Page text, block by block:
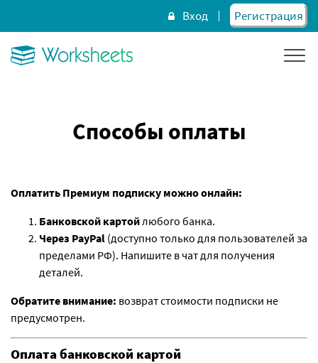
Вход Регистрация
Способы оплаты
Оплатить Премиум подписку можно онлайн:
Банковской картойлюбого банка.
Через PayPal (доступно только для пользователей за
пределами РФ). Напишите в чат для получения
деталей.
Обратите внимание: возврат стоимости подписки не
предусмотрен.
Оплата банковской картой